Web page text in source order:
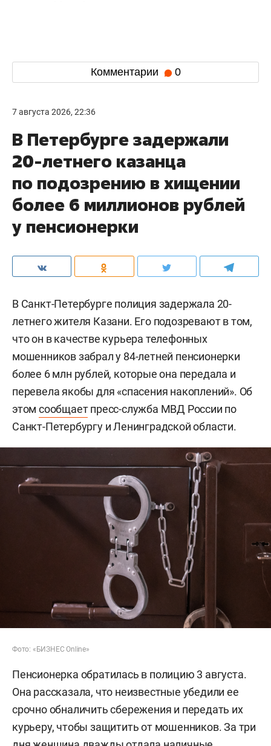
Комментарии 0
7 августа 2026, 22:36
В Петербурге задержали
20-летнего казанца
по подозрению в хищении
более 6 миллионов рублей
у пенсионерки
В Санкт-Петербурге полиция задержала 20-
летнего жителя Казани. Его подозревают в том,
что он в качестве курьера телефонных
мошенников забрал у 84-летней пенсионерки
более 6 млн рублей, которые она передала и
перевела якобы для «спасения накоплений». Об
этом сообщаетпресс-служба МВД России по
Санкт-Петербургу и Ленинградской области.
Фото: «БИЗНЕС Online»
Пенсионерка обратилась в полицию 3 августа.
Она рассказала, что неизвестные убедили ее
срочно обналичить сбережения и передать их
курьеру, чтобы защитить от мошенников. За три